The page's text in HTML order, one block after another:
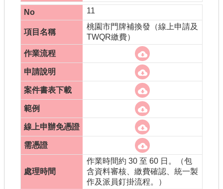
11
桃園市門牌補換發（線上申請及
TWQR繳費）
作業時間約 30 至 60 日。（包
含資料審核、繳費確認、統一製
作及派員釘掛流程。）